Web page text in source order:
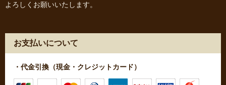
よろしくお願いいたします。
お支払いについて
・代金引換（現金・クレジットカード）